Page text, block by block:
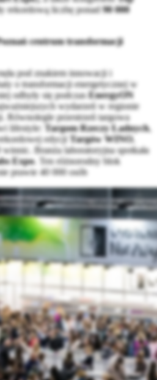
rekordową liczbę ponad90 000
centrum transformacji
pod znakiem innowacji i
o transformacji energetycznej w
odbyły się podczasEnergyON
wydarzeń w regionie
. Równolegle przestrzeń targowa
lifestyle:
Targom Rzeczy Ładnych,
edycji Targów WINO,
winnic Branża laboratoryjna spotkała
Expo.
Ten różnorodny blok
prawie 40 000 osób